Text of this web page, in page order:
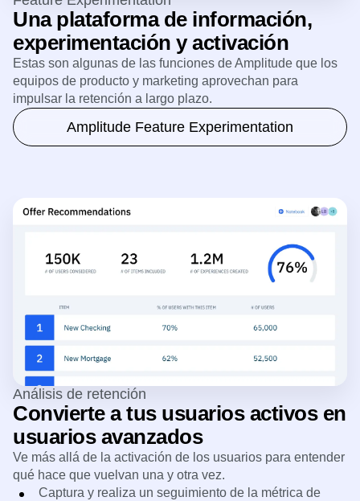
Feature Experimentation
Una plataforma de información,
experimentación y activación
Estas son algunas de las funciones de Amplitude que los
equipos de producto y marketing aprovechan para
impulsar la retención a largo plazo.
Análisis de retención
Convierte a tus usuarios activos en
usuarios avanzados
Ve más allá de la activación de los usuarios para entender